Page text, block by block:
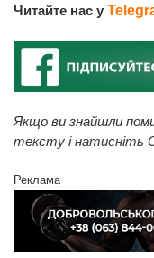
Читайте нас у
Якщо ви знайшли
тексту і натисніть
Реклама